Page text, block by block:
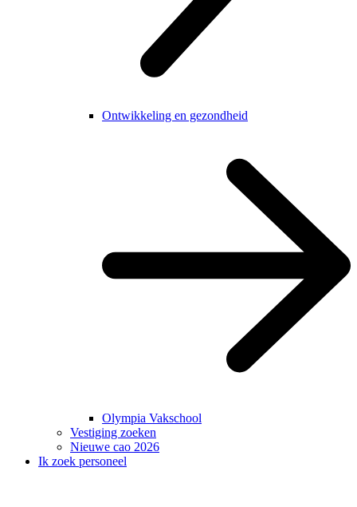
Ontwikkeling en gezondheid
Olympia Vakschool
Vestiging zoeken
Nieuwe cao 2026
Ik zoek personeel